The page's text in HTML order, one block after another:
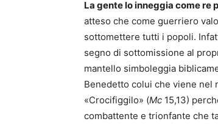
La gente lo inneggia come re
atteso che come guerriero
sottomettere tutti i popoli.
segno di sottomissione al
mantello simboleggia
Benedetto colui che viene nel
«Crocifiggilo» (Mc 15,13)
combattente e trionfante che